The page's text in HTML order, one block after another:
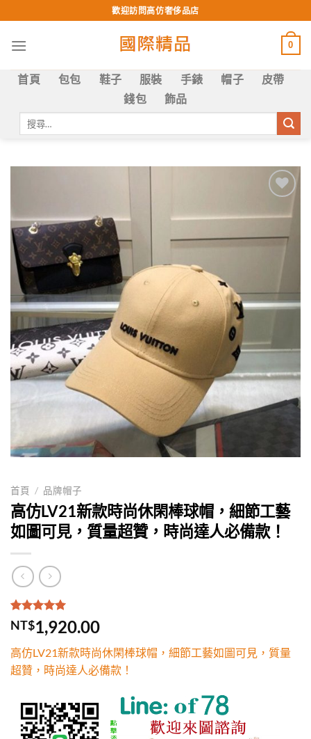
to
content
歡迎訪問高仿奢侈品店
0
首頁 包包 鞋子 服裝 手錶 帽子
皮帶
錢包
飾品
首頁 / 品牌帽子
高仿LV21新款時尚休閑棒球帽，細節工藝
如圖可見，質量超贊，時尚達人必備款！
評分5.00/
5，已有
1
位
分
NT$1,920.00
高仿LV21新款時尚休閑棒球帽，細節工藝如圖可見，質量
超贊，時尚達人必備款！